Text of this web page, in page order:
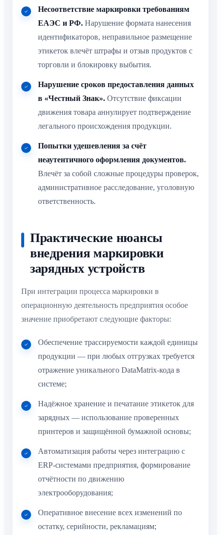
Несоответствие маркировки требованиям
ЕАЭС и РФ. Нарушение формата нанесения
идентификаторов, неправильное размещение
этикеток влечёт штрафы и отзыв продуктов с
торговли и блокировку выбытия.
Нарушение сроков предоставления данных
в «Честный Знак». Отсутствие фиксации
движения товара аннулирует подтверждение
легального происхождения продукции.
Попытки удешевления за счёт
неаутентичного оформления документов.
Влечёт за собой сложные процедуры проверок,
административное расследование, уголовную
ответственность.
Практические нюансы
внедрения маркировки
зарядных устройств
При интеграции процесса маркировки в
операционную деятельность предприятия особое
значение приобретают следующие факторы:
Обеспечение трассируемости каждой единицы
продукции — при любых отгрузках требуется
отражение уникального DataMatrix-кода в
системе;
Надёжное хранение и печатание этикеток для
зарядных — использование проверенных
принтеров и защищённой бумажной основы;
Автоматизация работы через интеграцию с
ERP-системами предприятия, формирование
отчётности по движению
электрооборудования;
Оперативное внесение всех изменений по
остатку, серийности, рекламациям;